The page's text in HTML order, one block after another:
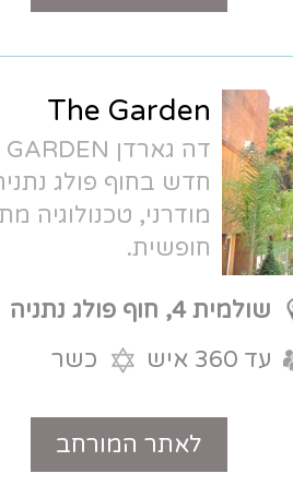
דה גארדן THE GARDEN - גן אירועים
נתניה. גינה ירוקה ואולם
מתקדמת וחניה
טלפון